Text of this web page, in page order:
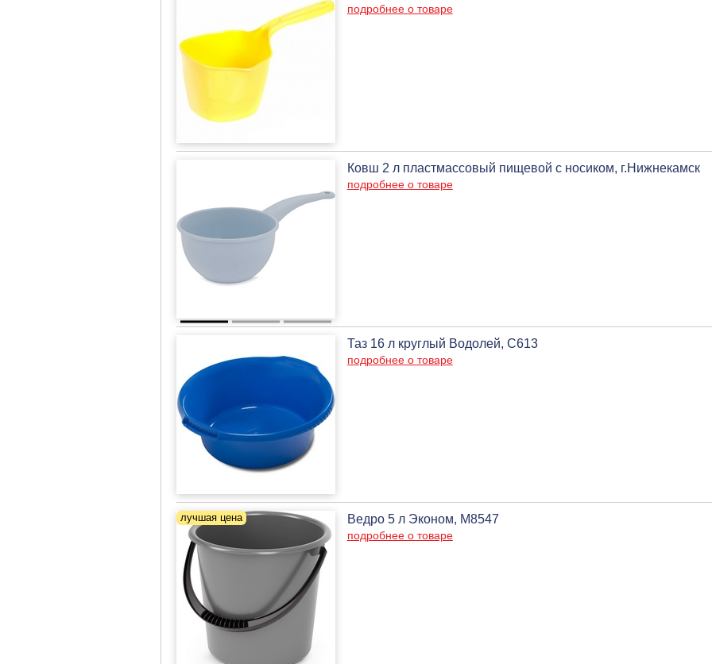
подробнее о товаре
Ковш 2 л пластмассовый пищевой с носиком, г.Нижнекамск
подробнее о товаре
Таз 16 л круглый Водолей, С613
подробнее о товаре
Ведро 5 л Эконом, М8547
подробнее о товаре